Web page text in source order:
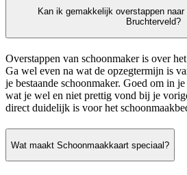
Kan ik gemakkelijk overstappen
Bruchterveld?
Overstappen van schoonmaker is over
Ga wel even na wat de opzegtermijn is
je bestaande schoonmaker. Goed om in
wat je wel en niet prettig vond bij je
direct duidelijk is voor het
Wat maakt Schoonmaakkaart speciaal?